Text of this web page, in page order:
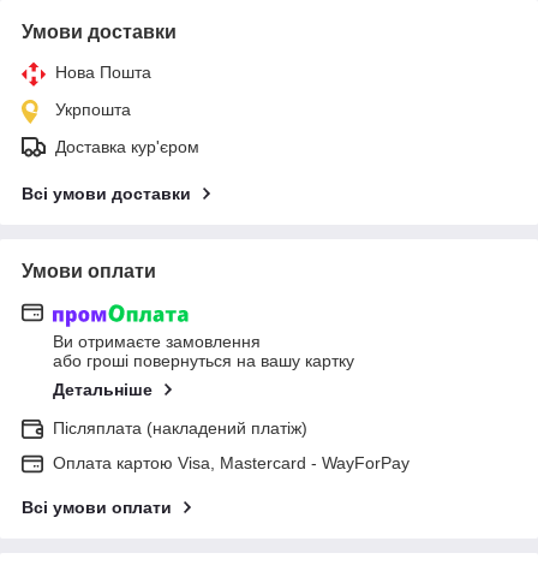
Умови доставки
Нова Пошта
Укрпошта
Доставка кур'єром
Всі умови доставки
Умови оплати
Ви отримаєте замовлення
або гроші повернуться на вашу картку
Детальніше
Післяплата (накладений платіж)
Оплата картою Visa, Mastercard - WayForPay
Всі умови оплати